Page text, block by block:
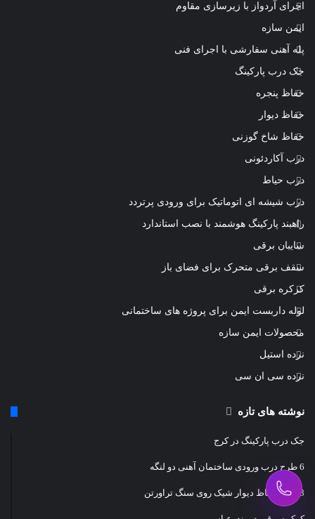
اجرای آردواز با زیرسازی مقاوم
ایمن سازه
پله آهنی سفارشی با اجرای فنی
جک درب پارکینگ
حفاظ پنجره
حفاظ دیوار
حفاظ شاخ گوزنی
درب آکاردئونی
درب حیاط
درب شیشه ای اتوماتیک برای ورودی پرتردد
راهبند پارکینگ هوشمند با نصب استاندارد
سایبان برقی
سقف برقی متحرک برای فضای باز
کرکره برقی
لوله داربست ایمن برای پروژه های ساختمانی
محصولات ایمن سازه
نرده استیل
نرده سی ان سی
نوشته های تازه
جک درب پارکینگ در کرج
6 طرح درب ورودی ساختمان آهنی دو لنگه
8 طرح حفاظ دیوار شیک روی سنگ تراورتن